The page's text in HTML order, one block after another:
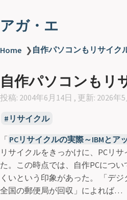
アガ・エ
Home ❯ 自作パソコンもリサイク
自作パソコンもリ
投稿: 2004年6月14日 , 更新: 2026年
リサイクル
「 PCリサイクルの実際～IBMとア
リサイクルをきっかけに、PCリ
た。この時点では、自作PCにつ
くいという印象があった。 「デジ
全国の郵便局が回収」によれば…